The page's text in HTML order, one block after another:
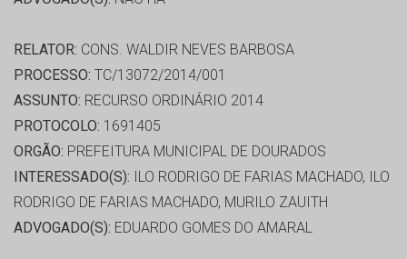
RELATOR: CONS. WALDIR NEVES BARBOSA
PROCESSO: TC/13072/2014/001
ASSUNTO: RECURSO ORDINÁRIO 2014
PROTOCOLO: 1691405
ORGÃO: PREFEITURA MUNICIPAL DE DOURADOS
INTERESSADO(S): ILO RODRIGO DE FARIAS MACHADO, ILO
RODRIGO DE FARIAS MACHADO, MURILO ZAUITH
ADVOGADO(S): EDUARDO GOMES DO AMARAL